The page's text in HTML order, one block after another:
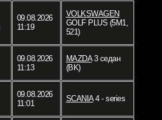
09.08.2026
11:19
VOLKSWAGEN
GOLF PLUS (5M1,
521)
09.08.2026
11:13
MAZDA3 седан
(BK)
09.08.2026
11:01
SCANIA4 - series